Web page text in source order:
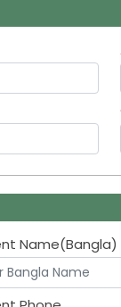
Name(Bangla)